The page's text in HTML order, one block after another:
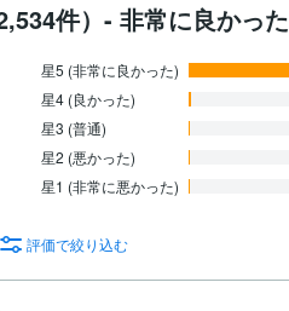
件）- 非常に良かった
星5 (非常に良かった)
星4 (良かった)
星3 (普通)
星2 (悪かった)
星1 (非常に悪かった)
評価で絞り込む